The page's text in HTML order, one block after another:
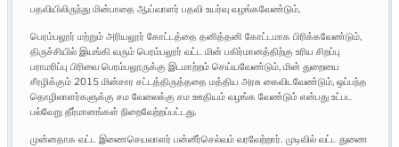
பதவியிலிருந்து மின்பாதை ஆய்வாளர் பதவி உயர்வு வழங்கவேண்டும்,
பெரம்பலூர் மற்றும் அரியலூர் கோட்டத்தை தனித்தனி கோட்டமாக பிரிக்கவேண்டும்,
திருச்சியில் இயங்கி வரும் பெரம்பலூர் வட்ட மின் பகிர்மானத்திற்கு உரிய சிறப்பு
பராமரிப்பு பிரிவை பெரம்பலூருக்கு இடமாற்றம் செய்யவேண்டும், மின் துறையை
சீரழிக்கும் 2015 மின்சார சட்டத்திருத்ததை மத்திய அரசு கைவிடவேண்டும், ஒப்பந்த
தொழிலாளர்களுக்கு சம வேலைக்கு சம ஊதியம் வழங்க வேண்டும் என்பது உட்பட
பல்வேறு தீர்மானங்கள் நிறைவேற்றப்பட்டது.
முன்னதாக வட்ட இணைசெயலாளர் பன்னீர்செல்வம் வரவேற்றார். முடிவில் வட்ட துணை